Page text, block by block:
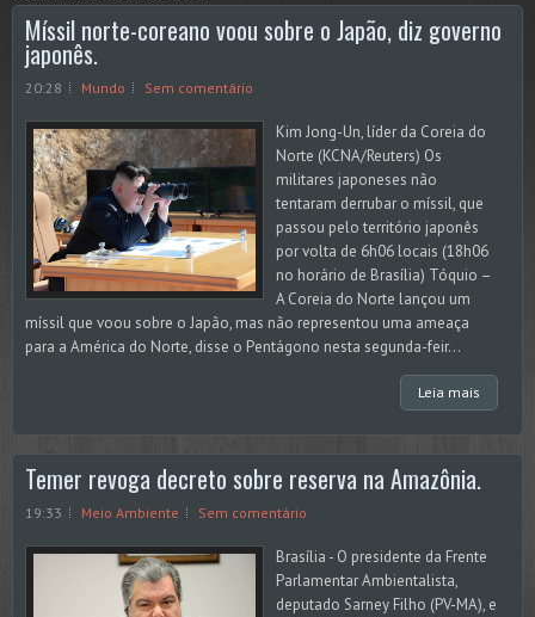
Míssil norte-coreano voou sobre o Japão, diz governo
japonês.
20:28 Mundo Sem comentário
Kim Jong-Un, líder da Coreia do
Norte (KCNA/Reuters) Os
militares japoneses não
tentaram derrubar o míssil, que
passou pelo território japonês
por volta de 6h06 locais (18h06
no horário de Brasília) Tóquio –
A Coreia do Norte lançou um
míssil que voou sobre o Japão, mas não representou uma ameaça
para a América do Norte, disse o Pentágono nesta segunda-feir...
Leia mais
Temer revoga decreto sobre reserva na Amazônia.
19:33 Meio Ambiente Sem comentário
Brasília - O presidente da Frente
Parlamentar Ambientalista,
deputado Sarney Filho (PV-MA), e